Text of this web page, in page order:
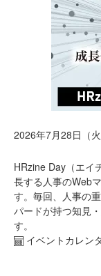
2026年7月28日（
HRzine Day（エイ
長する人事のWeb
す。毎回、人事の
パードが持つ知見
す。
イベントカレン